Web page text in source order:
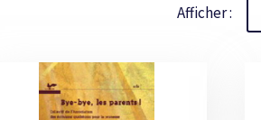
Afficher :